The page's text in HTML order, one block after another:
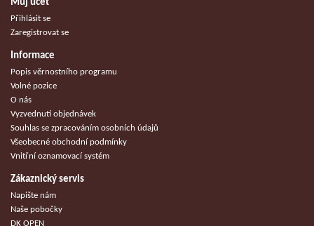
Můj účet
Přihlásit se
Zaregistrovat se
Informace
Popis věrnostního programu
Volné pozice
O nás
Vyzvednutí objednávek
Souhlas se zpracováním osobních údajů
Všeobecné obchodní podmínky
Vnitřní oznamovací systém
Zákaznický servis
Napište nám
Naše pobočky
DK OPEN